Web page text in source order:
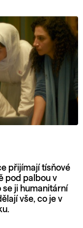
přijímají tísňové
pod palbou v
se ji humanitární
vše, co je v